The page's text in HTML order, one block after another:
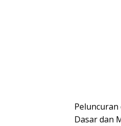
Dasar dan